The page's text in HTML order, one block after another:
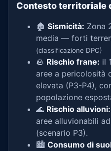
Contesto territoriale
🏚️ Sismicità: Zona
media — forti
(classificazione DPC)
🪨 Rischio frane: il
aree a pericolosità
elevata (P3-P4),
popolazione
🌊 Rischio alluvioni:
aree alluvionabili
(scenario P3).
🏙️ Consumo di